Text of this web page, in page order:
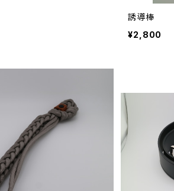
誘導棒
¥2,800